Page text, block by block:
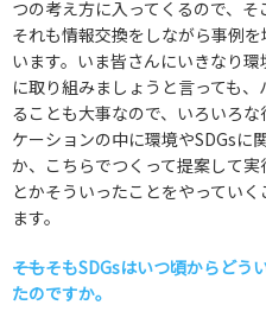
つの考え方に入ってくるので、そ
それも情報交換をしながら事例
います。いま皆さんにいきなり
に取り組みましょうと言っても
ることも大事なので、いろいろ
ケーションの中に環境やSDGsに
か、こちらでつくって提案して
とかそういったことをやってい
ます。
――そもそもSDGsはいつ頃からど
たのですか。